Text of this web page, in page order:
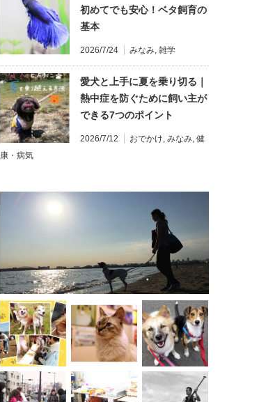
初めてでも安心！ベタ飼育の
基本
2026/7/24 みなみ, 雑学
愛犬と上手に夏を乗り切る｜
熱中症を防ぐために飼い主が
できる7つのポイント
2026/7/12 おでかけ, みなみ, 健
康・病気